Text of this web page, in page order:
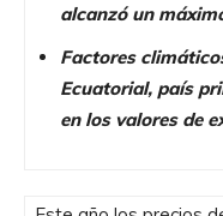
alcanzó un
Factores
Ecuatorial, país
en los valores de